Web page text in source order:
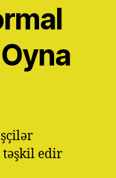
təşkil edir